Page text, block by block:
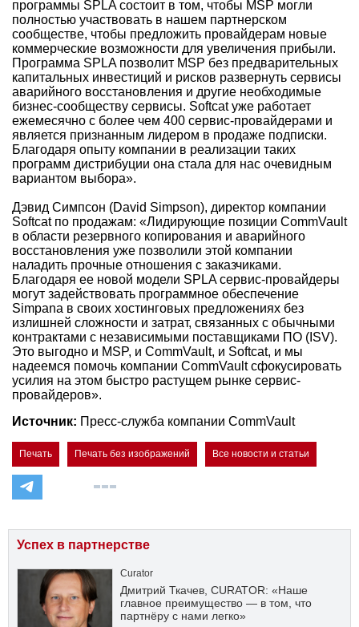
программы SPLA состоит в том, чтобы MSP могли
полностью участвовать в нашем партнерском
сообществе, чтобы предложить провайдерам новые
коммерческие возможности для увеличения прибыли.
Программа SPLA позволит MSP без предварительных
капитальных инвестиций и рисков развернуть сервисы
аварийного восстановления и другие необходимые
бизнес-сообществу сервисы. Softcat уже работает
ежемесячно с более чем 400 сервис-провайдерами и
является признанным лидером в продаже подписки.
Благодаря опыту компании в реализации таких
программ дистрибуции она стала для нас очевидным
вариантом выбора».
Дэвид Симпсон (David Simpson), директор компании
Softcat по продажам: «Лидирующие позиции CommVault
в области резервного копирования и аварийного
восстановления уже позволили этой компании
наладить прочные отношения с заказчиками.
Благодаря ее новой модели SPLA сервис-провайдеры
могут задействовать программное обеспечение
Simpana в своих хостинговых предложениях без
излишней сложности и затрат, связанных с обычными
контрактами с независимыми поставщиками ПО (ISV).
Это выгодно и MSP, и CommVault, и Softcat, и мы
надеемся помочь компании CommVault сфокусировать
усилия на этом быстро растущем рынке сервис-
провайдеров».
Источник: Пресс-служба компании CommVault
Печать Печать без изображений Все новости и статьи
Успех в партнерстве
Curator
Дмитрий Ткачев, CURATOR: «Наше
главное преимущество — в том, что
партнёру с нами легко»